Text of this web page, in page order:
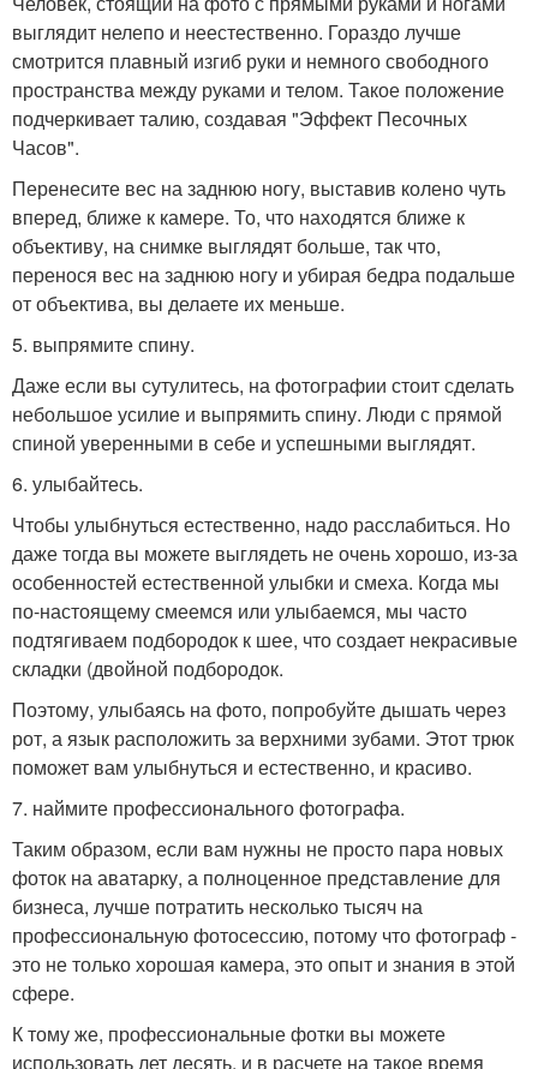
выглядит нелепо и неестественно. Гораздо лучше
смотрится плавный изгиб руки и немного свободного
пространства между руками и телом. Такое положение
подчеркивает талию, создавая "Эффект Песочных
Часов".
Перенесите вес на заднюю ногу, выставив колено чуть
вперед, ближе к камере. То, что находятся ближе к
объективу, на снимке выглядят больше, так что,
перенося вес на заднюю ногу и убирая бедра подальше
от объектива, вы делаете их меньше.
5. выпрямите спину.
Даже если вы сутулитесь, на фотографии стоит сделать
небольшое усилие и выпрямить спину. Люди с прямой
спиной уверенными в себе и успешными выглядят.
6. улыбайтесь.
Чтобы улыбнуться естественно, надо расслабиться. Но
даже тогда вы можете выглядеть не очень хорошо, из-за
особенностей естественной улыбки и смеха. Когда мы
по-настоящему смеемся или улыбаемся, мы часто
подтягиваем подбородок к шее, что создает некрасивые
складки (двойной подбородок.
Поэтому, улыбаясь на фото, попробуйте дышать через
рот, а язык расположить за верхними зубами. Этот трюк
поможет вам улыбнуться и естественно, и красиво.
7. наймите профессионального фотографа.
Таким образом, если вам нужны не просто пара новых
фоток на аватарку, а полноценное представление для
бизнеса, лучше потратить несколько тысяч на
профессиональную фотосессию, потому что фотограф -
это не только хорошая камера, это опыт и знания в этой
сфере.
К тому же, профессиональные фотки вы можете
использовать лет десять, и в расчете на такое время